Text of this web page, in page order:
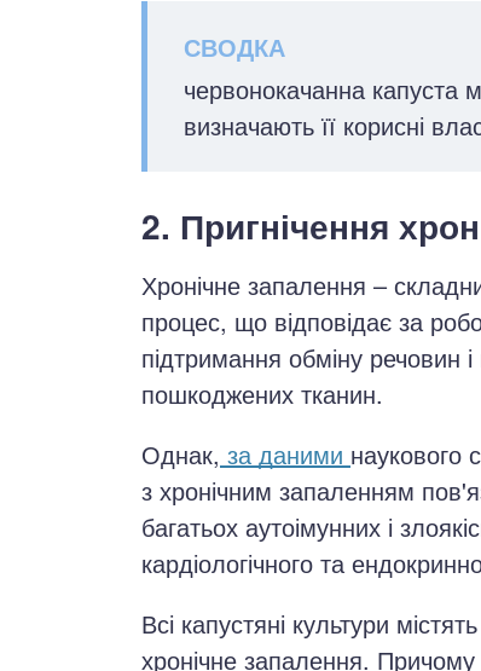
червонокачанна капуста
визначають її корисні
2. Пригнічення
Хронічне запалення –
процес, що відповідає за
підтримання обміну речовин
пошкоджених тканин.
Однак, за даними наукового
з хронічним запаленням
багатьох аутоімунних і
кардіологічного та
Всі капустяні культури
хронічне запалення.